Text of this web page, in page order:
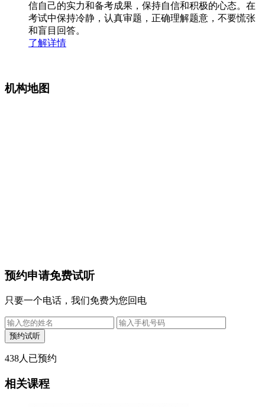
信自己的实力和备考成果，保持自信和积极的心态。在
考试中保持冷静，认真审题，正确理解题意，不要慌张
和盲目回答。
了解详情
机构地图
预约申请免费试听
只要一个电话，我们免费为您回电
438人已预约
相关课程